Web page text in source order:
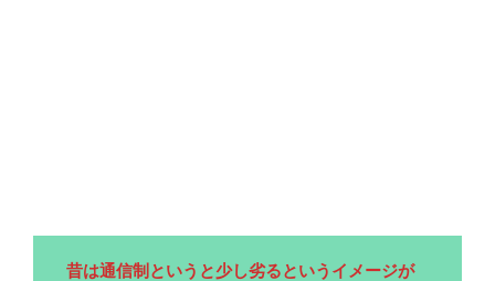
昔は通信制というと少し劣るというイメージが